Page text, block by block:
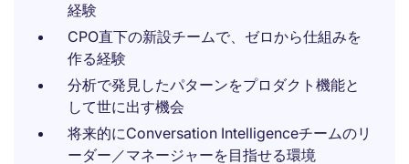
経験
CPO直下の新設チームで、ゼロから仕組みを
作る経験
分析で発見したパターンをプロダクト機能と
して世に出す機会
将来的にConversation Intelligenceチームのリ
ーダー／マネージャーを目指せる環境